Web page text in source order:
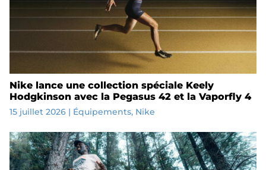
Nike lance une collection spéciale Keely
Hodgkinson avec la Pegasus 42 et la Vaporfly 4
15 juillet 2026| Équipements, Nike